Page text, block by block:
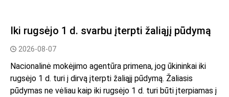
Iki rugsėjo 1 d. svarbu įterpti žaliąjį pūdymą
2026-08-07
Nacionalinė mokėjimo agentūra primena, jog ūkininkai iki
rugsėjo 1 d. turi į dirvą įterpti žaliąjį pūdymą. Žaliasis
pūdymas ne vėliau kaip iki rugsėjo 1 d. turi būti įterpiamas į